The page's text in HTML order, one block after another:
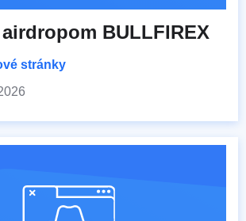
BULLFIREX
stránky